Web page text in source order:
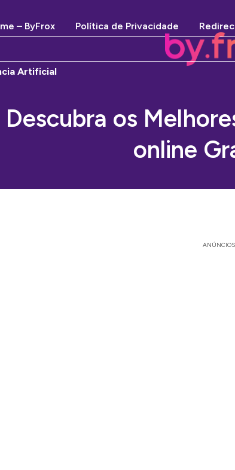
– ByFrox Política de Privacidade
Artificial
Descubra os
online
ANÚNCIOS